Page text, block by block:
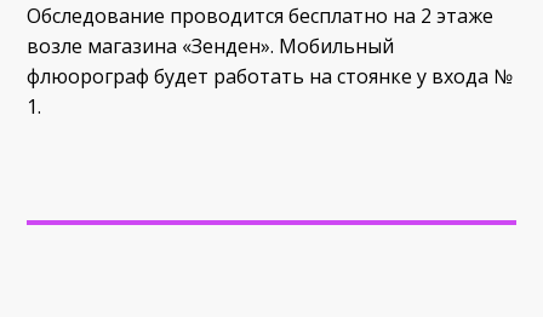
Обследование проводится бесплатно на 2 этаже
возле магазина «Зенден». Мобильный
флюорограф будет работать на стоянке у входа №
1.